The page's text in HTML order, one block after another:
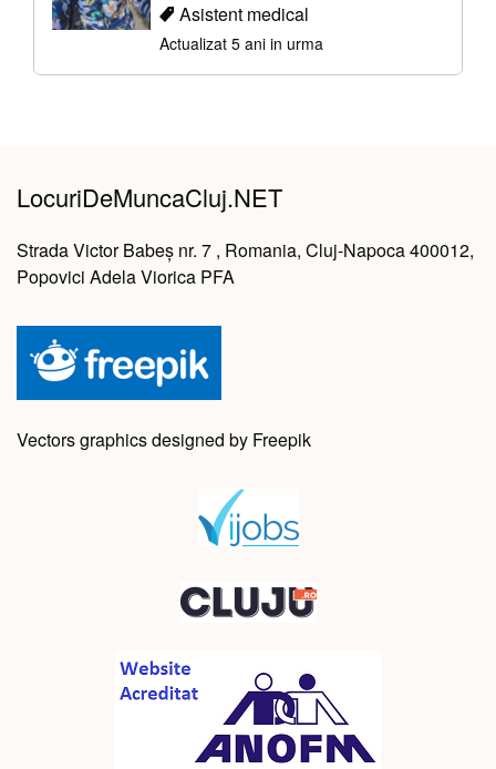
Asistent medical
Actualizat 5 ani in urma
LocuriDeMuncaCluj.NET
Strada Victor Babeș nr. 7 , Romania, Cluj-Napoca 400012,
Popovici Adela Viorica PFA
Vectors graphics designed by Freepik